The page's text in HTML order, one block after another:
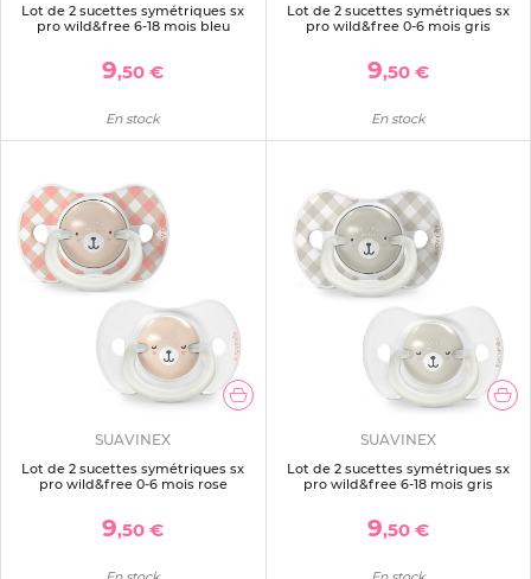
Lot de 2 sucettes symétriques sx
pro wild&free 6-18 mois bleu
9,50 €
En stock
Lot de 2 sucettes symétriques sx
pro wild&free 0-6 mois gris
9,50 €
En stock
SUAVINEX
Lot de 2 sucettes symétriques sx
pro wild&free 0-6 mois rose
9,50 €
SUAVINEX
Lot de 2 sucettes symétriques sx
pro wild&free 6-18 mois gris
9,50 €